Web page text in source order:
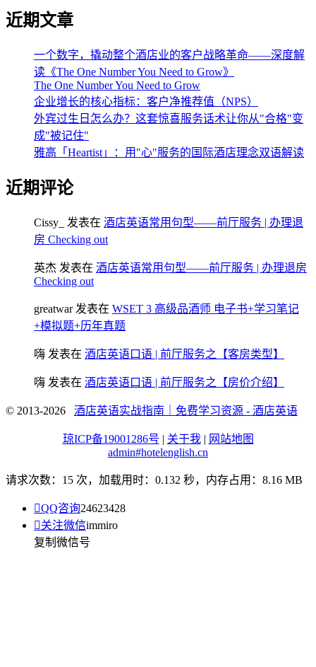
近期文章
一个数字，撬动整个酒店业的客户战略革命——深度解
读《The One Number You Need to Grow》
The One Number You Need to Grow
企业增长的核心指标：客户净推荐值（NPS）
外宾过生日怎么办？这套惊喜服务话术让你从"合格"变
成"被记住"
雅高「Heartist」：用"心"服务的国际酒店理念双语解读
近期评论
Cissy_ 发表在 酒店英语常用句型——前厅服务 | 办理退
房 Checking out
英杰 发表在 酒店英语常用句型——前厅服务 | 办理退房
Checking out
greatwar发表在 WSET 3 高级品酒师 电子书+学习笔记
+模拟题+历年真题
嗨 发表在 酒店英语口语 | 前厅服务之【客房类型】
嗨 发表在 酒店英语口语 | 前厅服务之【房价介绍】
© 2013-2026 酒店英语实战指南｜免费学习资源 - 酒店英语
琼ICP备19001286号 | 关于我 | 网站地图
admin#hotelenglish.cn
请求次数：15 次，加载用时：0.132 秒，内存占用：8.16 MB
QQ咨询24623428
关注微信immiro
复制微信号